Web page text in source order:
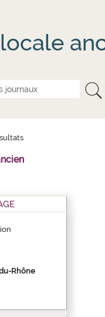
Rhône